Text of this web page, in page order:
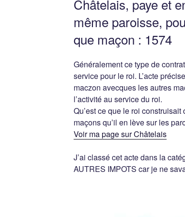
Châtelais, paye et
même paroisse,
que maçon : 1574
Généralement ce type de
service pour le roi. L’acte
maczon avecques les autres
l’activité au service du roi.
Qu’est ce que le roi
maçons qu’il en lève sur les
Voir ma page sur Châtelais
J’ai classé cet acte dans la
AUTRES IMPOTS car je ne